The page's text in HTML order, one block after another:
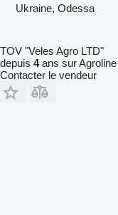
Ukraine, Odessa
TOV "Veles Agro LTD"
depuis 4ans sur Agroline
Contacter le vendeur